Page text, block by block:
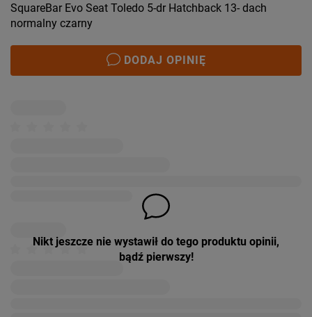
SquareBar Evo Seat Toledo 5-dr Hatchback 13- dach
normalny czarny
DODAJ OPINIĘ
Nikt jeszcze nie wystawił do tego produktu opinii,
bądź pierwszy!